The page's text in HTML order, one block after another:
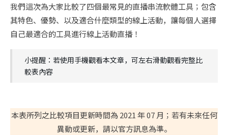
我們這次為大家比較了四個最常見的直播串流軟體工具；包含
其特色、優勢、以及適合什麼類型的線上活動，讓每個人選擇
自己最適合的工具進行線上活動直播！
小提醒：若使用手機觀看本文章，可左右滑動觀看完整比
較表內容
本表所列之比較項目更新時間為 2021 年 07 月；若有未來任何
異動或更新，請以官方訊息為準。